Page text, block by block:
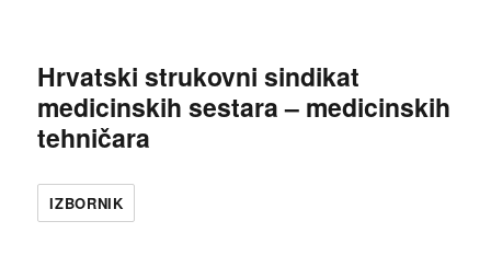
Hrvatski strukovni sindikat
medicinskih sestara – medicinskih
tehničara
IZBORNIK